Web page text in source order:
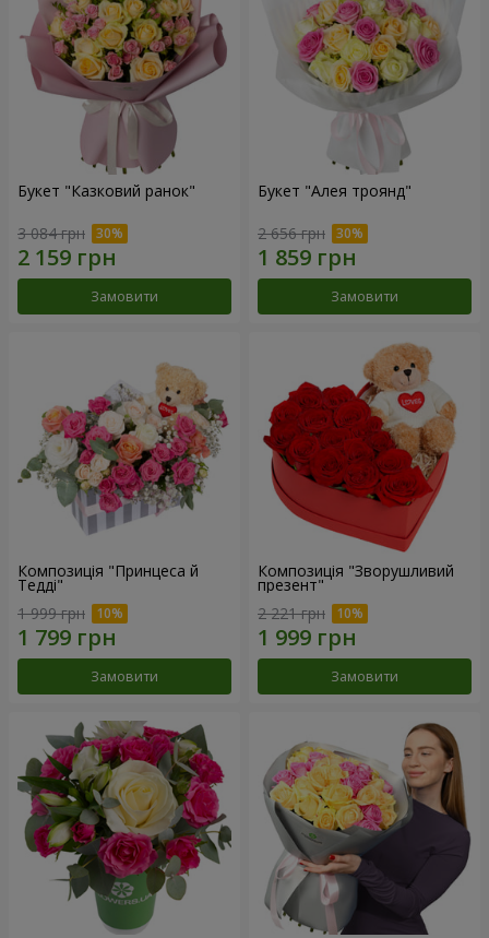
Букет "Казковий ранок"
3 084 грн
Замовити
Букет "Алея троянд"
2 656 грн
Замовити
Композиція "Принцеса й
Тедді"
1 999 грн
Замовити
Композиція "Зворушливий
презент"
2 221 грн
Замовити